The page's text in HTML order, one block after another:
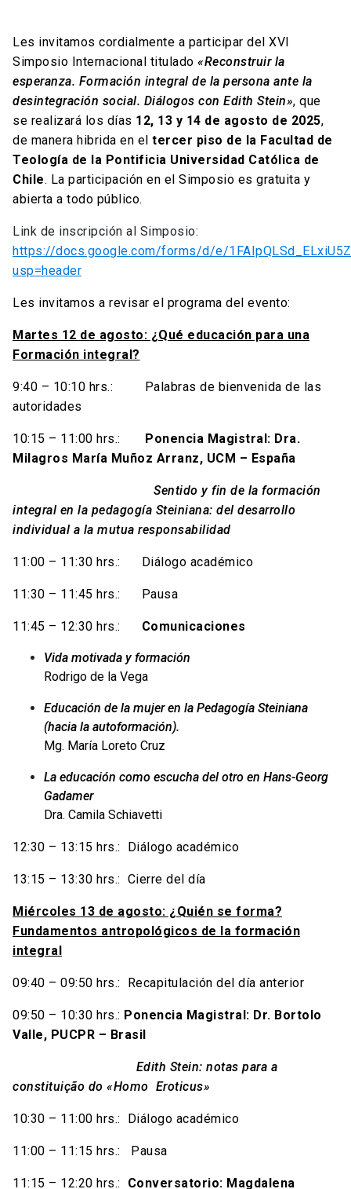
Les invitamos cordialmente a participar del XVI
Simposio Internacional titulado «Reconstruir la
esperanza. Formación integral de la persona ante la
desintegración social. Diálogos con Edith Stein», que
se realizará los días 12, 13 y 14 de agosto de 2025,
de manera hibrida en el tercer piso de la Facultad de
Teología de la Pontificia Universidad Católica de
Chile. La participación en el Simposio es gratuita y
abierta a todo público.
Link de inscripción al Simposio:
https://docs.google.com/forms/d/e/
usp=header
Les invitamos a revisar el programa del evento:
Martes 12 de agosto: ¿Qué educación para una
Formación integral?
9:40 – 10:10 hrs.: Palabras de bienvenida de las
autoridades
10:15 – 11:00 hrs.:
Ponencia Magistral: Dra.
Milagros María Muñoz Arranz, UCM – España
Sentido y fin de la formación
integral en la pedagogía Steiniana: del desarrollo
individual a la mutua responsabilidad
11:00 – 11:30 hrs.: Diálogo académico
11:30 – 11:45 hrs.: Pausa
11:45 – 12:30 hrs.: Comunicaciones
Vida motivada y formación
Rodrigo de la Vega
Educación de la mujer en la Pedagogía Steiniana
(hacia la autoformación).
Mg. María Loreto Cruz
La educación como escucha del otro en Hans-Georg
Gadamer
Dra. Camila Schiavetti
12:30 – 13:15 hrs.: Diálogo académico
13:15 – 13:30 hrs.: Cierre del día
Miércoles 13 de agosto: ¿Quién se forma?
Fundamentos antropológicos de la formación
integral
09:40 – 09:50 hrs.: Recapitulación del día anterior
09:50 – 10:30 hrs.: Ponencia Magistral: Dr. Bortolo
Valle, PUCPR – Brasil
Edith Stein: notas para a
constituição do «Homo Eroticus»
10:30 – 11:00 hrs.: Diálogo académico
11:00 – 11:15 hrs.: Pausa
11:15 – 12:20 hrs.: Conversatorio: Magdalena